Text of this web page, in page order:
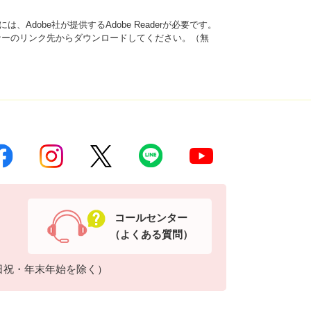
、Adobe社が提供するAdobe Readerが必要です。
のリンク先からダウンロードしてください。（無
・年末年始を除く）
コールセンター
（よくある質問）